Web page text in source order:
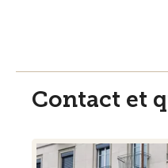
Contact et